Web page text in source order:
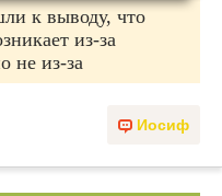
к выводу, что
из-за
не из-за
Иосиф